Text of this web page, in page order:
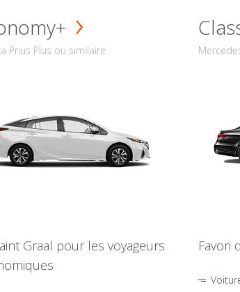
Prius Plus ou similaire
Graal pour les voyageurs
Favori